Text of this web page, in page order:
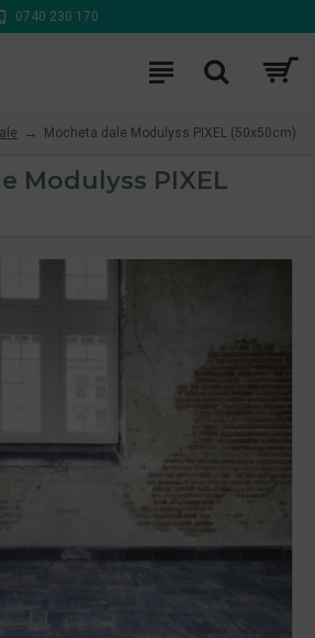
0740 230 170
Mocheta dale Modulyss PIXEL (50x50cm)
Modulyss PIXEL